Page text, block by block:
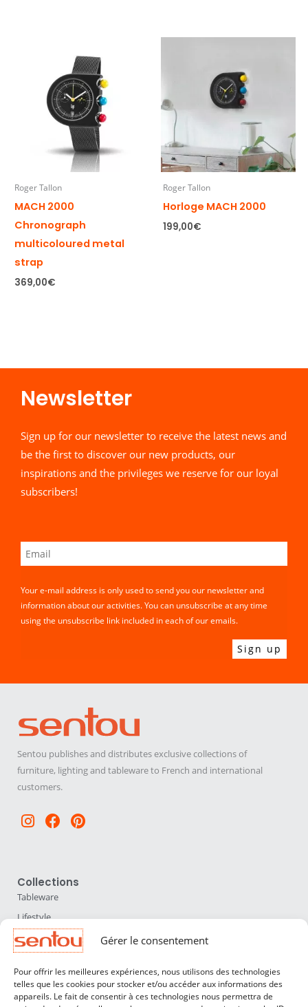
Gérer le consentement
Pour offrir les meilleures expériences, nous utilisons des technologies
telles que les cookies pour stocker et/ou accéder aux informations des
appareils. Le fait de consentir à ces technologies nous permettra de
Roger Tallon
MACH 2000
Chronograph
multicoloured metal
strap
369,00€
Roger Tallon
Horloge MACH 2000
199,00€
Newsletter​
Sign up for our newsletter to receive the latest news and
be the first to discover our new products, our
inspirations and the privileges we reserve for our loyal
subscribers!
Your e-mail address is only used to send you our newsletter and
information about our activities. You can unsubscribe at any time
using the unsubscribe link included in each of our emails.
Sentou publishes and distributes exclusive collections of
furniture, lighting and tableware to French and international
customers.
Instagram
Facebook
Pinterest
Collections
Tableware
Lifestyle
Home Accessories
Lighting
Furniture